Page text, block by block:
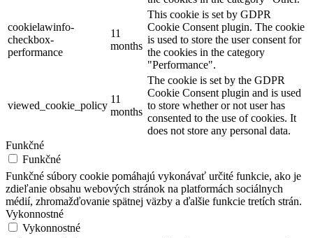
cookielawinfo-
checkbox-
performance
11
months
This cookie is set by GDPR
Cookie Consent plugin. The cookie
is used to store the user consent for
the cookies in the category
"Performance".
viewed_cookie_policy
11
months
The cookie is set by the GDPR
Cookie Consent plugin and is used
to store whether or not user has
consented to the use of cookies. It
does not store any personal data.
Funkčné
Funkčné
Funkčné súbory cookie pomáhajú vykonávať určité funkcie, ako je
zdieľanie obsahu webových stránok na platformách sociálnych
médií, zhromažďovanie spätnej väzby a ďalšie funkcie tretích strán.
Vykonnostné
Vykonnostné